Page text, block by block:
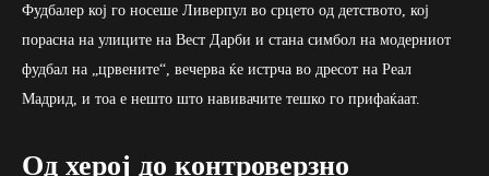
Фудбалер кој го носеше Ливерпул во срцето од детството, кој
порасна на улиците на Вест Дарби и стана симбол на модерниот
фудбал на „црвените“, вечерва ќе истрча во дресот на Реал
Мадрид, и тоа е нешто што навивачите тешко го прифаќаат.
Од херој до контроверзно